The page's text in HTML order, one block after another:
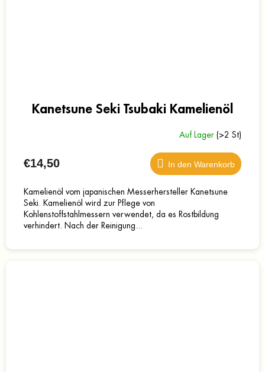
Kanetsune Seki Tsubaki Kamelienöl
Auf Lager (>2 St)
€14,50 In den Warenkorb
Kamelienöl vom japanischen Messerhersteller Kanetsune
Seki. Kamelienöl wird zur Pflege von
Kohlenstoffstahlmessern verwendet, da es Rostbildung
verhindert. Nach der Reinigung...